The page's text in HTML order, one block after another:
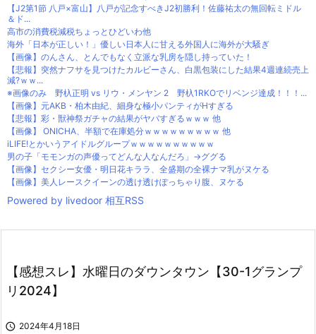
【J2第1節 八戸×富山】八戸が記念すべきJ2初勝利！佐藤祐太の無回転ミドル
＆ド...
高市の消費税減税ちょっとひどいわ他
海外「日本が正しい！」優しい日本人に甘える外国人に海外が大騒ぎ
【画像】のんさん、とんでもなく立派な乳房を隠し持っていた！
【悲報】突然ナフサを見つけたカルビーさん、白黒包装にした結果4週連続売上
減?ｗｗ...
※画像のみ 野杁正明 vs リウ・メンヤン 2 野杁1RKOでリベンジ達成！！！...
【画像】元AKB・柏木由紀、細身な極小パンティがHすぎる
【悲報】彩・獣神祭ガチャの結果がヤバすぎるｗｗｗ 他
【画像】 ONICHA、半額で在庫処分ｗｗｗｗｗｗｗｗｗ 他
iLIFE!とかいうアイドルグループｗｗｗｗｗｗｗｗｗｗ
男の子「モモンガの声優ってどんな人なんだろ」→ググる
【画像】セクシー女優・明日花キララ、全盛期の全裸ナマ乳がヌケる
【画像】美人レースクイーンの透け透けぽっちゃり腹、ヌケる
Powered by livedoor 相互RSS
【感想スレ】水曜日のダウンタウン【30-1グランプ
リ2024】
 2024年4月18日